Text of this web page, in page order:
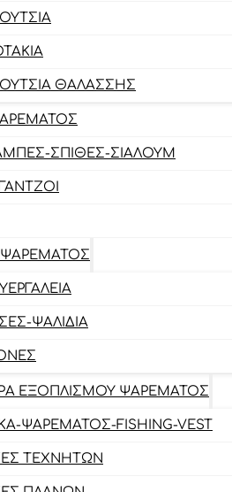
ΘΑΛΆΣΣΗΣ
ΣΠΊΘΕΣ-ΣΊΑΛΟΥΜ
ΨΑΡΈΜΑΤΟΣ
ΨΑΛΊΔΙΑ
ΕΞΟΠΛΙΣΜΟΎ ΨΑΡΈΜΑΤΟΣ
ΨΑΡΈΜΑΤΟΣ-FISHING-VEST
ΤΕΧΝΗΤΏΝ